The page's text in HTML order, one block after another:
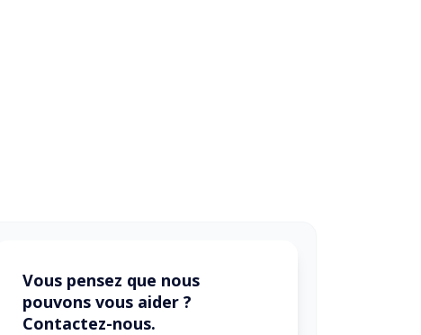
Vous pensez que nous
pouvons vous aider ?
Contactez-nous.